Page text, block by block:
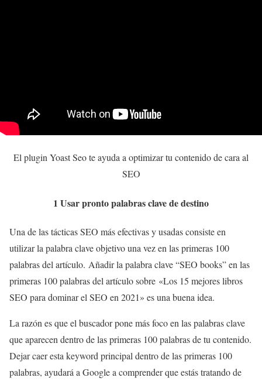
El plugin Yoast Seo te ayuda a optimizar tu contenido de cara al
SEO
1 Usar pronto palabras clave de destino
Una de las tácticas SEO más efectivas y usadas consiste en
utilizar la palabra clave objetivo una vez en las primeras 100
palabras del artículo. Añadir la palabra clave “SEO books” en las
primeras 100 palabras del artículo sobre «Los 15 mejores libros
SEO para dominar el SEO en 2021» es una buena idea.
La razón es que el buscador pone más foco en las palabras clave
que aparecen dentro de las primeras 100 palabras de tu contenido.
Dejar caer esta keyword principal dentro de las primeras 100
palabras, ayudará a Google a comprender que estás tratando de